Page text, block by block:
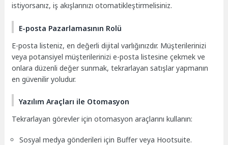
istiyorsanız, iş akışlarınızı otomatikleştirmelisiniz.
E-posta Pazarlamasının Rolü
E-posta listeniz, en değerli dijital varlığınızdır. Müşterilerinizi
veya potansiyel müşterilerinizi e-posta listesine çekmek ve
onlara düzenli değer sunmak, tekrarlayan satışlar yapmanın
en güvenilir yoludur.
Yazılım Araçları ile Otomasyon
Tekrarlayan görevler için otomasyon araçlarını kullanın:
Sosyal medya gönderileri için Buffer veya Hootsuite.